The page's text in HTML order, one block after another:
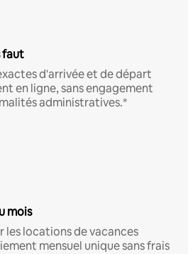
faut
d'arrivée et de départ
en ligne, sans engagement
administratives.*
mois
les locations de vacances
mensuel unique sans frais